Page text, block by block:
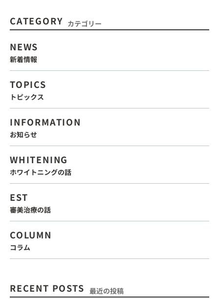
CATEGORY カテゴリー
NEWS
新着情報
TOPICS
トピックス
INFORMATION
お知らせ
WHITENING
ホワイトニングの話
EST
審美治療の話
COLUMN
コラム
RECENT POSTS 最近の投稿